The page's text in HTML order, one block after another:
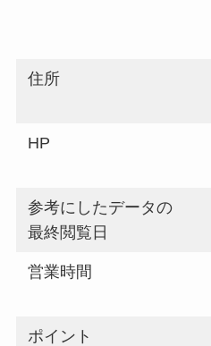
住所
HP
参考にしたデータの
最終閲覧日
営業時間
ポイント